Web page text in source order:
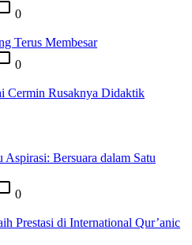
0
Terus Membesar
0
Cermin Rusaknya Didaktik
Aspirasi: Bersuara dalam Satu
0
Prestasi di International Qur’anic